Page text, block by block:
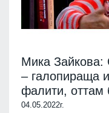
Мика Зайкова:
– галопираща
фалити, оттам
04.05.2022г.